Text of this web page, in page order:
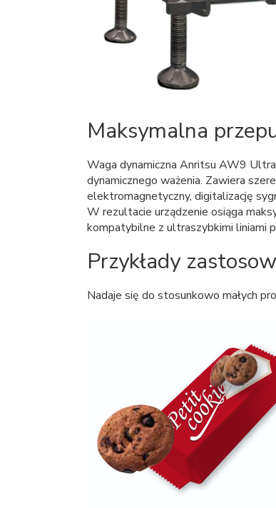
Maksymalna
Waga dynamiczna Anritsu AW9
dynamicznego ważenia. Zawiera
elektromagnetyczny, digitalizację
W rezultacie urządzenie osiąga
kompatybilne z ultraszybkimi liniami
Przykłady
Nadaje się do stosunkowo małych